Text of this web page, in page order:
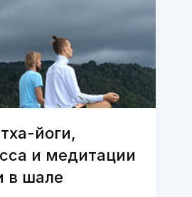
йоги,
и медитации
в шале